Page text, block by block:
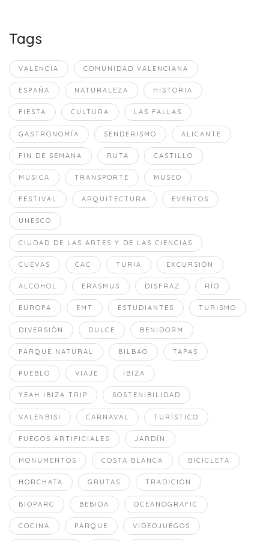
Tags
VALENCIA COMUNIDAD VALENCIANA
ESPAÑA NATURALEZA HISTORIA
FIESTA CULTURA LAS FALLAS
GASTRONOMÍA SENDERISMO ALICANTE
FIN DE SEMANA RUTA CASTILLO
MUSICA TRANSPORTE MUSEO
FESTIVAL ARQUITECTURA EVENTOS
UNESCO
CIUDAD DE LAS ARTES Y DE LAS CIENCIAS
CUEVAS CAC TURIA EXCURSIÓN
ALCOHOL ERASMUS DISFRAZ RÍO
EUROPA EMT ESTUDIANTES TURISMO
DIVERSIÒN DULCE BENIDORM
PARQUE NATURAL BILBAO TAPAS
PUEBLO VIAJE IBIZA
YEAH IBIZA TRIP SOSTENIBILIDAD
VALENBISI CARNAVAL TURÍSTICO
FUEGOS ARTIFICIALES JARDÍN
MONUMENTOS COSTA BLANCA BICICLETA
HORCHATA GRUTAS TRADICION
BIOPARC BEBIDA OCEANOGRAFIC
COCINA PARQUE VIDEOJUEGOS